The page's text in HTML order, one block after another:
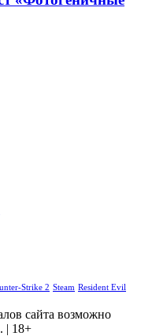
Strike 2 Steam Resident Evil
сайта возможно
| 18+